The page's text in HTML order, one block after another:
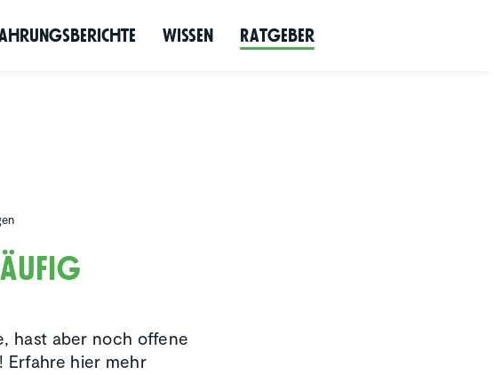
Wissen Ratgeber
hast aber noch offene
Erfahre hier mehr